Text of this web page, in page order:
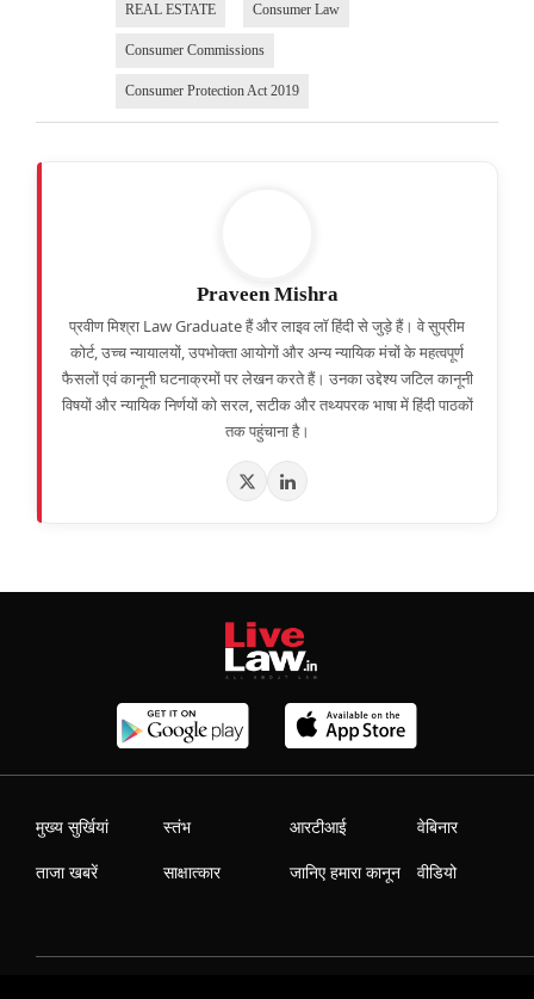
REAL ESTATE Consumer Law
Consumer Commissions
Consumer Protection Act 2019
Praveen Mishra
प्रवीण मिश्रा Law Graduate हैं और लाइव लॉ हिंदी से जुड़े हैं। वे सुप्रीम
कोर्ट, उच्च न्यायालयों, उपभोक्ता आयोगों और अन्य न्यायिक मंचों के महत्वपूर्ण
फैसलों एवं कानूनी घटनाक्रमों पर लेखन करते हैं। उनका उद्देश्य जटिल कानूनी
विषयों और न्यायिक निर्णयों को सरल, सटीक और तथ्यपरक भाषा में हिंदी पाठकों
तक पहुंचाना है।
मुख्य सुर्खियां
ताजा खबरें
स्तंभ
साक्षात्कार
आरटीआई
जानिए हमारा कानून
वेबिनार
वीडियो